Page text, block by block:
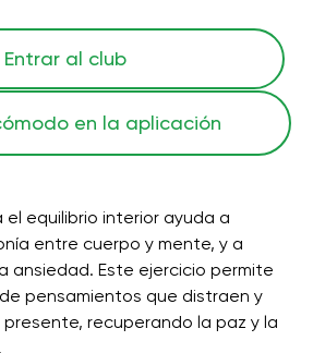
Entrar al club
en la aplicación
equilibrio interior ayuda a
entre cuerpo y mente, y a
ansiedad. Este ejercicio permite
pensamientos que distraen y
recuperando la paz y la